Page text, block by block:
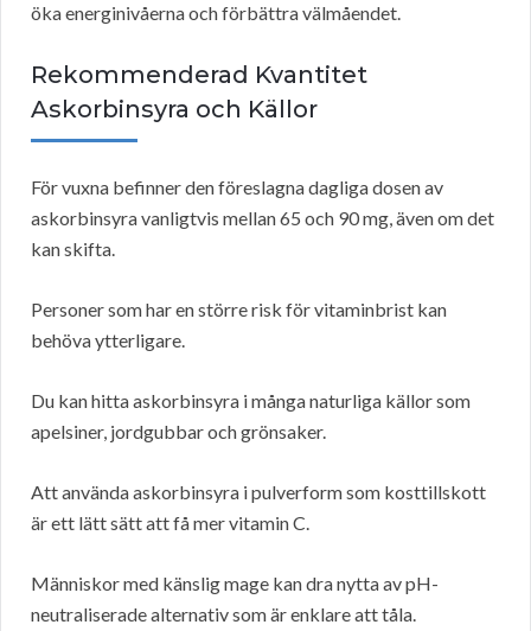
öka energinivåerna och förbättra välmåendet.
Rekommenderad Kvantitet
Askorbinsyra och Källor
För vuxna befinner den föreslagna dagliga dosen av
askorbinsyra vanligtvis mellan 65 och 90 mg, även om det
kan skifta.
Personer som har en större risk för vitaminbrist kan
behöva ytterligare.
Du kan hitta askorbinsyra i många naturliga källor som
apelsiner, jordgubbar och grönsaker.
Att använda askorbinsyra i pulverform som kosttillskott
är ett lätt sätt att få mer vitamin C.
Människor med känslig mage kan dra nytta av pH-
neutraliserade alternativ som är enklare att tåla.